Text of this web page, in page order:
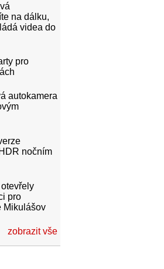
na dálku,
videa do
pro
autokamera
nočním
pro
Mikulášov
zobrazit vše